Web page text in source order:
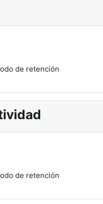
de retención
de retención